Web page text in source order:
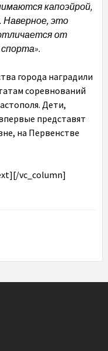
капоэйрой,
Наверное, это
от
города наградили
соревнований
Дети,
представят
на Первенстве
vc_column]